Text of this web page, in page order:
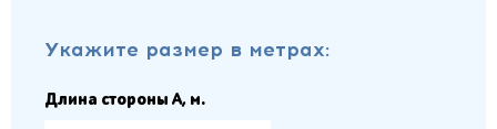
Укажите размер в метрах:
Длина стороны A, м.